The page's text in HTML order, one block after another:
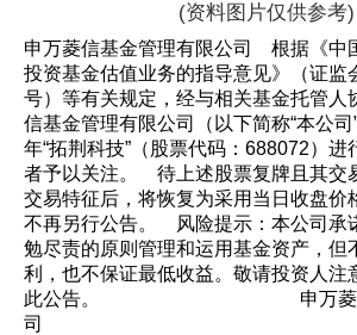
(资料图片仅供参考)
申万菱信基金管理有限公司 根据《中
投资基金估值业务的指导意见》（证监
号）等有关规定，经与相关基金托管人
信基金管理有限公司（以下简称“本公
年“拓荆科技”（股票代码：688072）进
者予以关注。 待上述股票复牌且其交
交易特征后，将恢复为采用当日收盘价
不再另行公告。 风险提示：本公司承
勉尽责的原则管理和运用基金资产，但
利，也不保证最低收益。敬请投资人
此公告。 申万菱信基
司